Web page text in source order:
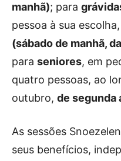
manhã); para
pessoa à sua
(sábado de manhã,
para seniores, em
quatro pessoas, ao
outubro, de segunda
As sessões
seus benefícios,